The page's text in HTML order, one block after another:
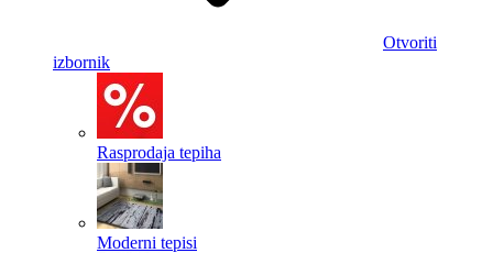
Otvoriti
izbornik
Rasprodaja tepiha
Moderni tepisi